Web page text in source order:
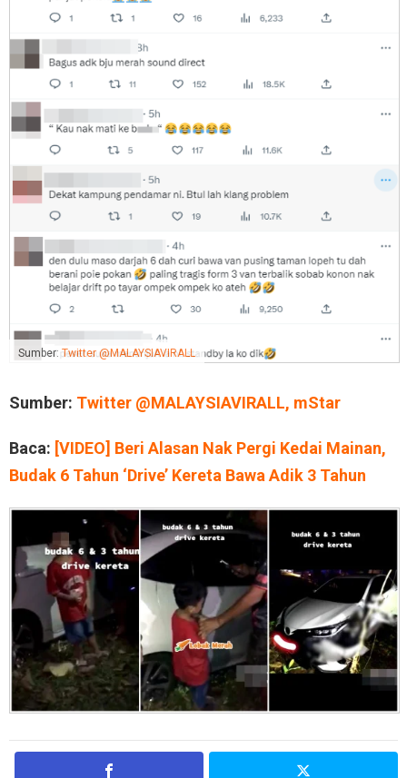
Sumber:Twitter @MALAYSIAVIRALL
Sumber: Twitter @MALAYSIAVIRALL, mStar
Baca: [VIDEO] Beri Alasan Nak Pergi Kedai Mainan,
Budak 6 Tahun ‘Drive’ Kereta Bawa Adik 3 Tahun